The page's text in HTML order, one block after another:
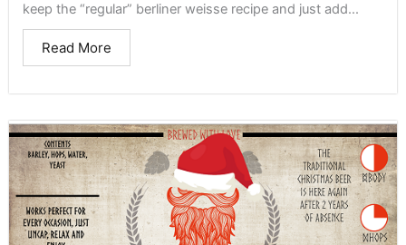
keep the “regular” berliner weisse recipe and just add...
Read More